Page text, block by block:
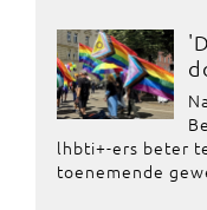
lhbti+-ers beter
toenemende